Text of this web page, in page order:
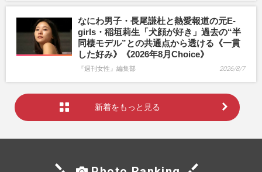
なにわ男子・長尾謙杜と熱愛報道の元E-
girls・稲垣莉生「犬顔が好き」過去の“半
同棲モデル”との共通点から透ける《一貫
した好み》《2026年8月Choice》
『週刊女性』編集部 2026/8/7
新着をもっと見る